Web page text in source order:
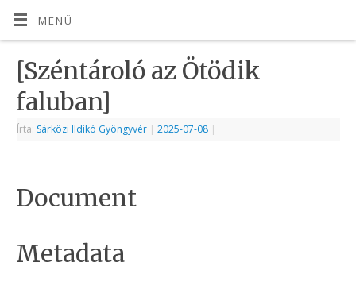
MENÜ
[Széntároló az Ötödik
faluban]
Írta: Sárközi Ildikó Gyöngyvér | 2025-07-08 |
Document
Metadata